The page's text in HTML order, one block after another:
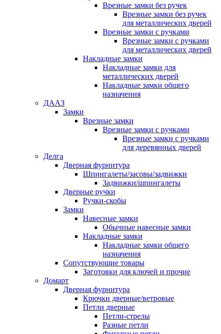
Врезные замки без ручек
Врезные замки без ручек
для металлических дверей
Врезные замки с ручками
Врезные замки с ручками
для металлических дверей
Накладные замки
Накладные замки для
металлических дверей
Накладные замки общего
назначения
ДААЗ
Замки
Врезные замки
Врезные замки с ручками
Врезные замки с ручками
для деревянных дверей
Делга
Дверная фурнитура
Шпингалеты/засовы/задвижки
Задвижки/шпингалеты
Дверные ручки
Ручки-скобы
Замки
Навесные замки
Обычные навесные замки
Накладные замки
Накладные замки общего
назначения
Сопутствующие товары
Заготовки для ключей и прочие
Домарт
Дверная фурнитура
Крючки дверные/ветровые
Петли дверные
Петли-стрелы
Разные петли